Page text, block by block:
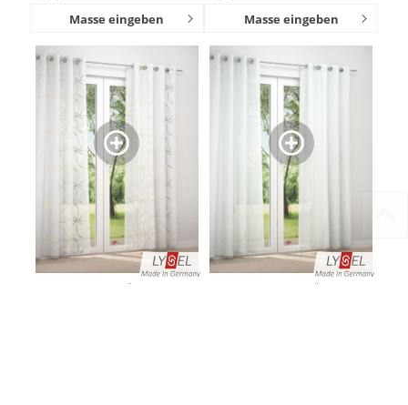
Masse eingeben Masse eingeben
Juuka #2T von Lysel - Ösenschal in
Grimsey #2T von Lysel - Ösenschal in